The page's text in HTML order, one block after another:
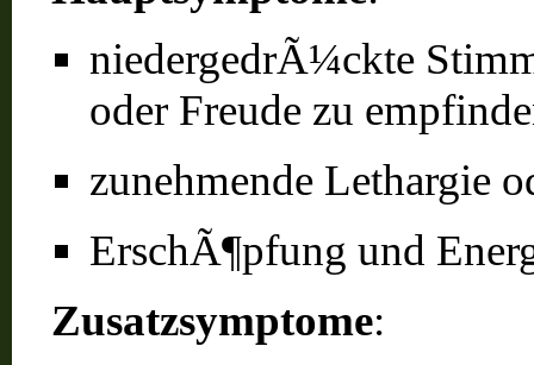
niedergedrÃ¼ckte
oder Freude zu
zunehmende Lethargie
ErschÃ¶pfung und
Zusatzsymptome: